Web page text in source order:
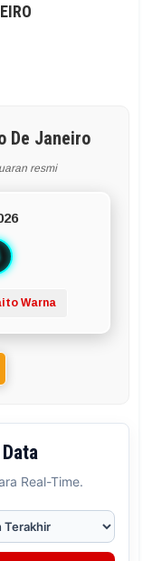
De Janeiro
resmi
Warna
Real-Time.